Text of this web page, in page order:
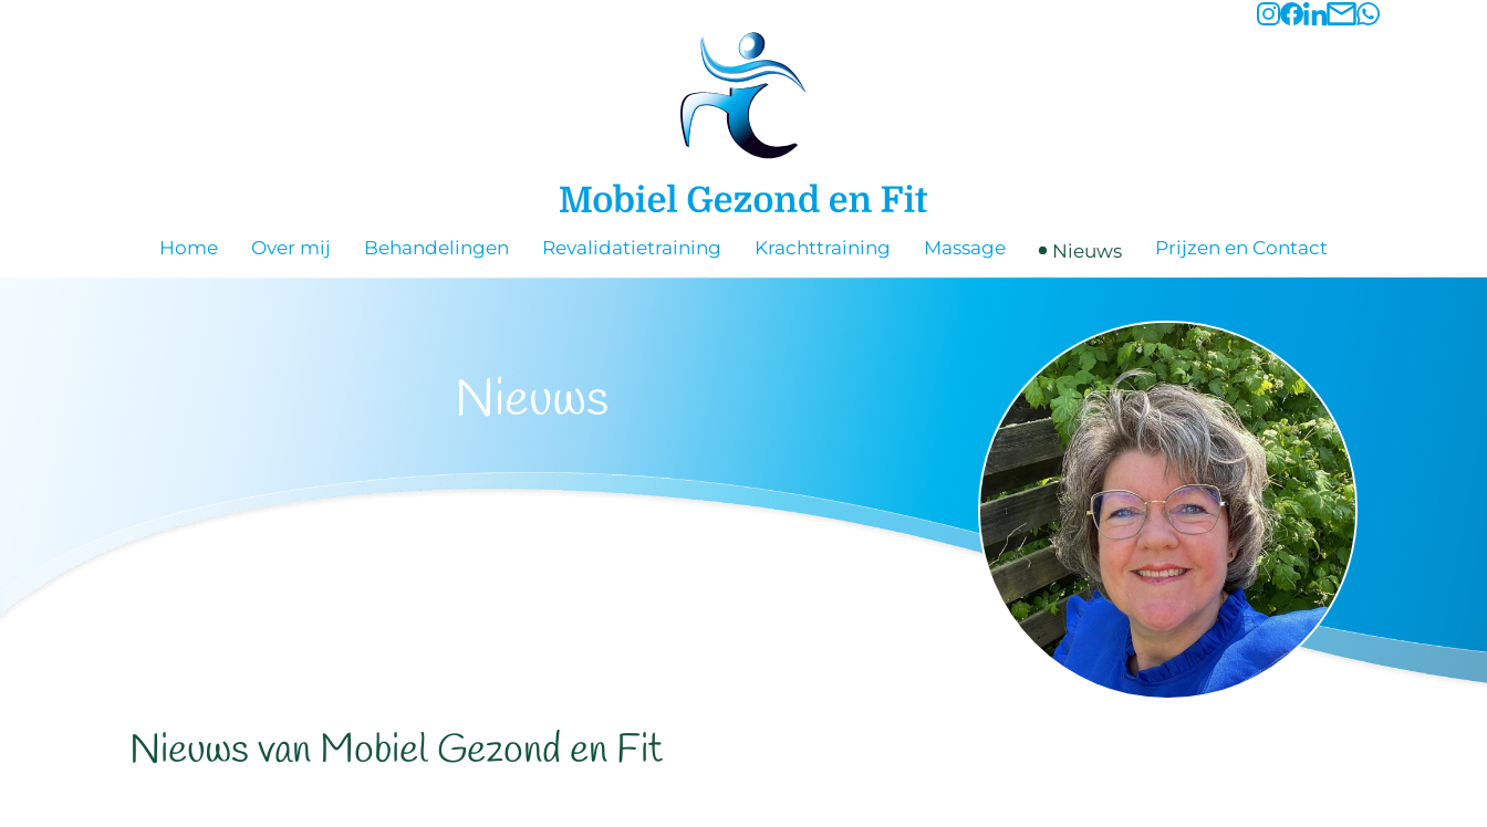
Home Over mij Behandelingen Revalidatietraining Krachttraining Massage Nieuws Prijzen en Contact
Nieuws
Nieuws van Mobiel Gezond en Fit